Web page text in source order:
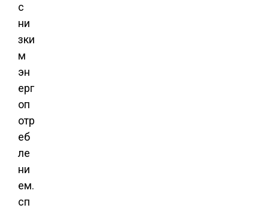
с
ни
зки
м
эн
ерг
оп
отр
еб
ле
ни
ем.
сп